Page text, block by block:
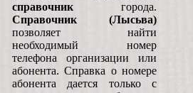
справочник города.
Справочник (Лысьва)
позволяет найти
необходимый номер
телефона организации или
абонента. Справка о номере
абонента дается только с